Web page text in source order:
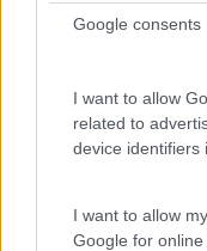
Google consents
I want to allow
related to
device identifiers
I want to allow
Google for
Cultura
Entrevista